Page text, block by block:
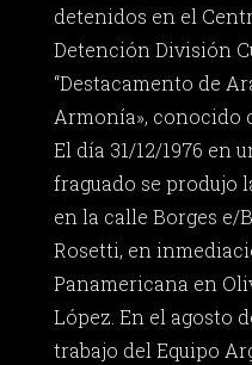
detenidos en el
Detención División
“Destacamento de
Armonía», conocido
El día 31/12/1976 en
fraguado se produjo
en la calle Borges e/
Rosetti, en
Panamericana en
López. En el agosto
trabajo del Equipo